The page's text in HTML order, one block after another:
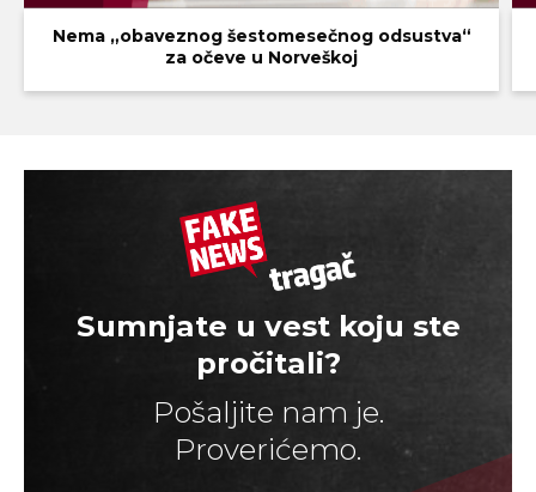
Nema „obaveznog šestomesečnog odsustva“
za očeve u Norveškoj
Sumnjate u vest koju ste
pročitali?
Pošaljite nam je.
Proverićemo.